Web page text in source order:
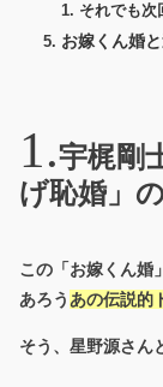
それでも次
お嫁くん婚
宇梶剛
げ恥婚」
この「お嫁くん婚
あろうあの伝説的
そう、 星野源さん